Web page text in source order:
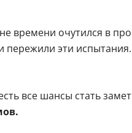
времени очутился
пережили эти
все шансы стать